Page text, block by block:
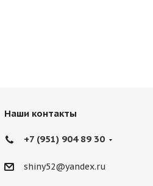
Наши контакты
+7 (951) 904 89 30
shiny52@yandex.ru